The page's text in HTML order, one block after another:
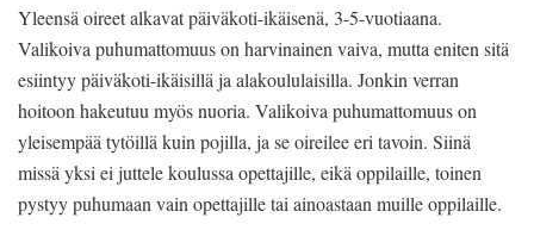
Yleensä oireet alkavat päiväkoti-ikäisenä, 3-5-vuotiaana.
Valikoiva puhumattomuus on harvinainen vaiva, mutta eniten sitä
esiintyy päiväkoti-ikäisillä ja alakoululaisilla. Jonkin verran
hoitoon hakeutuu myös nuoria. Valikoiva puhumattomuus on
yleisempää tytöillä kuin pojilla, ja se oireilee eri tavoin. Siinä
missä yksi ei juttele koulussa opettajille, eikä oppilaille, toinen
pystyy puhumaan vain opettajille tai ainoastaan muille oppilaille.